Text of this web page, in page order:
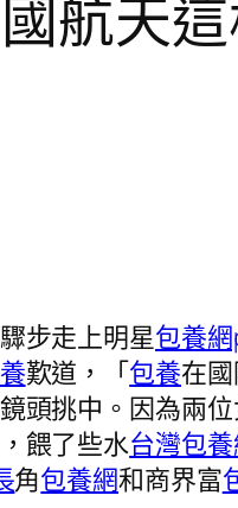
航天
步走上明星包養
歎道，「包養在
頭挑中。因為兩
餵了些水台灣包
角包養網和商界富